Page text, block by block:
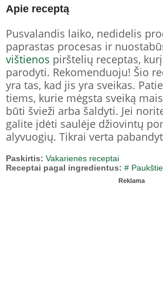
Apie receptą
Pusvalandis laiko, nedidelis
paprastas procesas ir
vištienos pirštelių receptas,
parodyti. Rekomenduoju! Šio
yra tas, kad jis yra sveikas.
tiems, kurie mėgsta sveiką
būti švieži arba šaldyti. Jei
galite įdėti saulėje džiovintų
alyvuogių. Tikrai verta
Paskirtis: Vakarienės receptai
Receptai pagal ingredientus: #
Reklama